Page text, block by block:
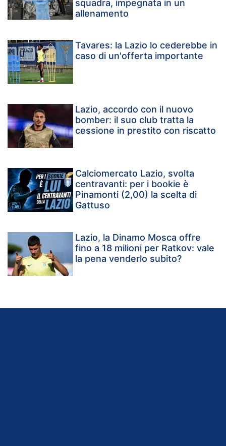
squadra, impegnata in un
allenamento
Tavares: la Lazio lo cederebbe in
caso di un'offerta importante
Lazio, accordo con il nuovo
bomber: il suo club tratta la
cessione in prestito con riscatto
Calciomercato Lazio, svolta
centravanti: per i bookie è
Pinamonti (2,00) la scelta di
Gattuso
Lazio, la Dinamo Mosca offre
fino a 18 milioni per Ratkov: vale
la pena venderlo subito?